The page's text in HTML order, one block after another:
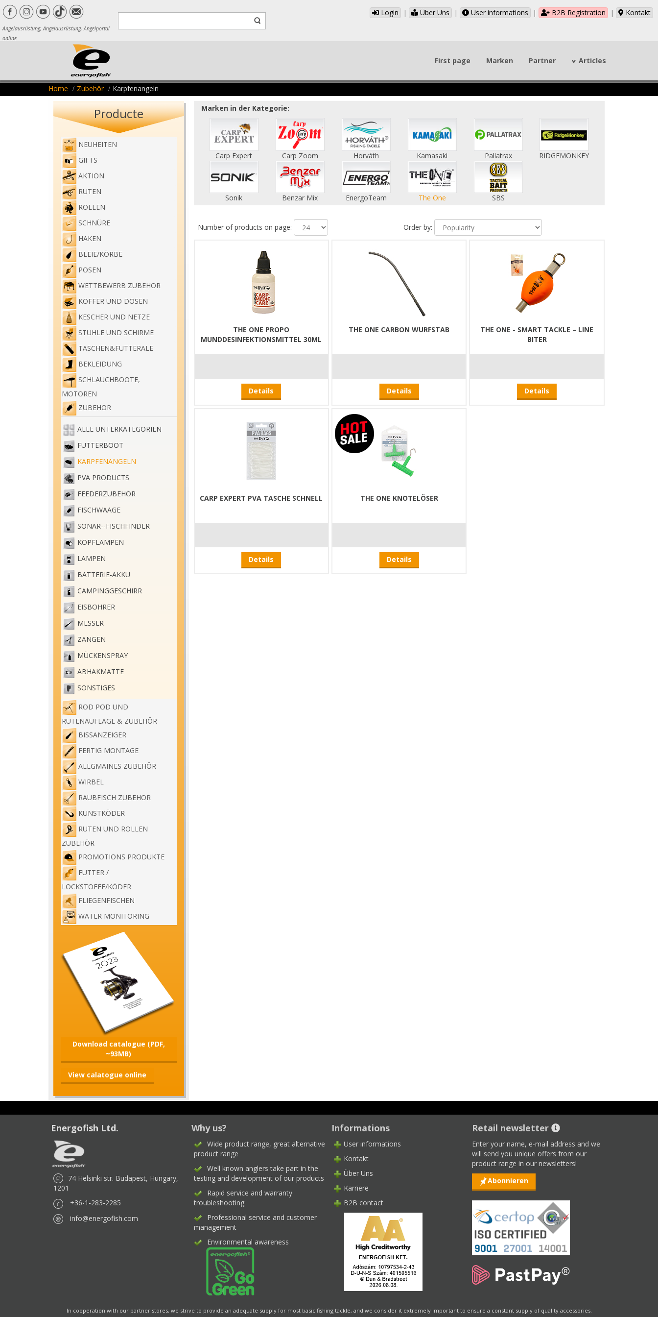
Angelausrüstung, Angelausrüstung, Angelportal
online
Login | Über Uns | User informations | B2B Registration | Kontakt
First page Marken Partner Articles
Home Zubehör Karpfenangeln
Producte
NEUHEITEN
GIFTS
AKTION
RUTEN
ROLLEN
SCHNÜRE
HAKEN
BLEIE/KÖRBE
POSEN
WETTBEWERB ZUBEHÖR
KOFFER UND DOSEN
KESCHER UND NETZE
STÜHLE UND SCHIRME
TASCHEN&FUTTERALE
BEKLEIDUNG
SCHLAUCHBOOTE,
MOTOREN
ZUBEHÖR
ALLE UNTERKATEGORIEN
FUTTERBOOT
KARPFENANGELN
PVA PRODUCTS
FEEDERZUBEHÖR
FISCHWAAGE
SONAR--FISCHFINDER
KOPFLAMPEN
LAMPEN
BATTERIE-AKKU
CAMPINGGESCHIRR
EISBOHRER
MESSER
ZANGEN
MÜCKENSPRAY
ABHAKMATTE
SONSTIGES
ROD POD UND
RUTENAUFLAGE & ZUBEHÖR
BISSANZEIGER
FERTIG MONTAGE
ALLGMAINES ZUBEHÖR
WIRBEL
RAUBFISCH ZUBEHÖR
KUNSTKÖDER
RUTEN UND ROLLEN
ZUBEHÖR
PROMOTIONS PRODUKTE
FUTTER /
LOCKSTOFFE/KÖDER
FLIEGENFISCHEN
WATER MONITORING
Download catalogue (PDF,
~93MB)
View calatogue online
Marken in der Kategorie:
Carp Expert Carp Zoom Horváth Kamasaki Pallatrax RIDGEMONKEY
Sonik Benzar Mix EnergoTeam The One SBS
Number of products on page: Order by:
THE ONE PROPO
MUNDDESINFEKTIONSMITTEL 30ML
Details
THE ONE CARBON WURFSTAB
Details
THE ONE - SMART TACKLE – LINE
BITER
Details
CARP EXPERT PVA TASCHE SCHNELL
Details
THE ONE KNOTELÖSER
Details
Energofish Ltd.
74 Helsinki str. Budapest, Hungary,
1201
+36-1-283-2285
info@energofish.com
Why us?
Wide product range, great alternative
product range
Well known anglers take part in the
testing and development of our products
Rapid service and warranty
troubleshooting
Professional service and customer
management
Environmental awareness
Informations
User informations
Kontakt
Über Uns
Karriere
B2B contact
Retail newsletter
Enter your name, e-mail address and we
will send you unique offers from our
product range in our newsletters!
Abonnieren
In cooperation with our partner stores, we strive to provide an adequate supply for most basic fishing tackle, and we consider it extremely important to ensure a constant supply of quality accessories.